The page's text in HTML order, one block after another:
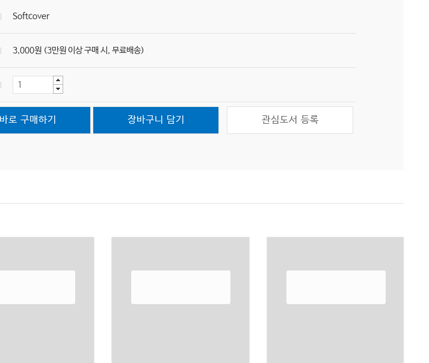
Softcover
3,000원 (3만원 이상 구매 시, 무료배송)
바로 구매하기 장바구니 담기 관심도서 등록